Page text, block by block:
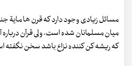
مسائل زیادی وجود دارد که قرن ها مایة
میان مسلمانان شده است، ولی قرآن
که ریشه کن کننده نزاع باشد سخن نگفته